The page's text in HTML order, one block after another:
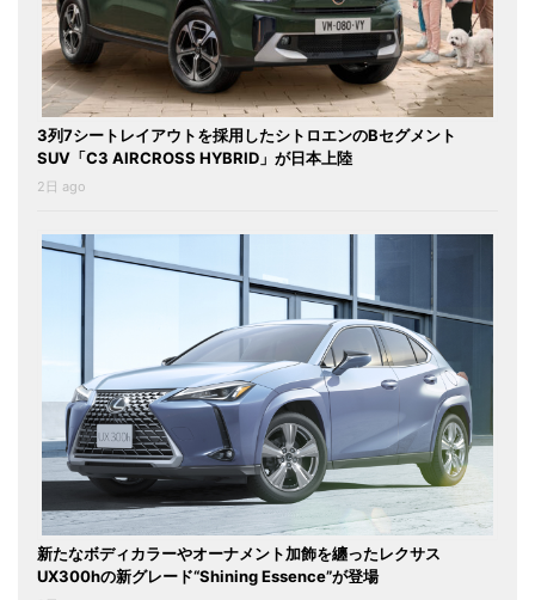
3列7シートレイアウトを採用したシトロエンのBセグメント
SUV「C3 AIRCROSS HYBRID」が日本上陸
2日 ago
新たなボディカラーやオーナメント加飾を纏ったレクサス
UX300hの新グレード“Shining Essence”が登場